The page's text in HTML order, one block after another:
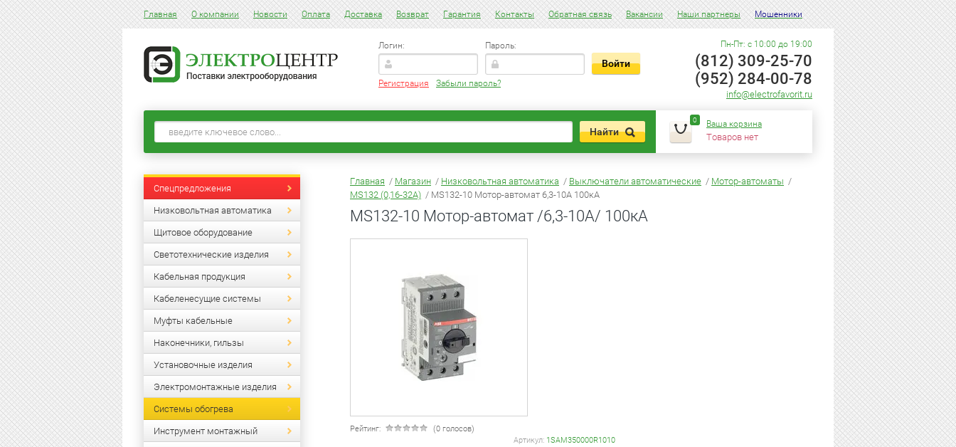
Главная О компании Новости Оплата Доставка Возврат Гарантия Контакты Обратная связь Вакансии Наши партнеры Мошенники
Логин: Пароль:
Регистрация Забыли пароль?
Пн-Пт: с 10:00 до 19:00
(812) 309-25-70
(952) 284-00-78
info@electrofavorit.ru
0 Ваша корзина
Товаров нет
Спецпредложения
Низковольтная автоматика
Щитовое оборудование
Светотехнические изделия
Кабельная продукция
Кабеленесущие системы
Муфты кабельные
Наконечники, гильзы
Установочные изделия
Электромонтажные изделия
Системы обогрева
Инструмент монтажный
Главная / Магазин / Низковольтная автоматика / Выключатели автоматические / Мотор-автоматы /
MS132 (0,16-32A) / MS132-10 Мотор-автомат 6,3-10А 100кА
MS132-10 Мотор-автомат /6,3-10А/ 100кА
Рейтинг:
(0 голосов)
Артикул: 1SAM350000R1010